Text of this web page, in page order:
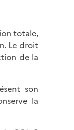
totale,
Le droit
de la
son
la